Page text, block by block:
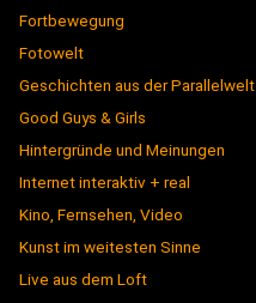
Fortbewegung
Fotowelt
Geschichten aus der Parallelwelt
Good Guys & Girls
Hintergründe und Meinungen
Internet interaktiv + real
Kino, Fernsehen, Video
Kunst im weitesten Sinne
Live aus dem Loft